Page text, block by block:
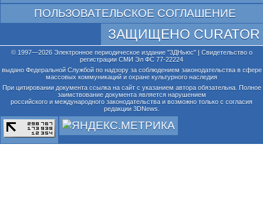
ПОЛЬЗОВАТЕЛЬСКОЕ СОГЛАШЕНИЕ
ЗАЩИЩЕНО CURATOR
© 1997—2026 Электронное периодическое издание "3ДНьюс" | Свидетельство о
регистрации СМИ Эл ФС 77-22224
выдано Федеральной Службой по надзору за соблюдением законодательства в сфере
массовых коммуникаций и охране культурного наследия
При цитировании документа ссылка на сайт с указанием автора обязательна. Полное
заимствование документа является нарушением
российского и международного законодательства и возможно только с согласия
редакции 3DNews.